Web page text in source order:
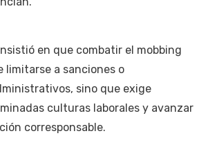
en que combatir el mobbing
limitarse a sanciones o
sino que exige
culturas laborales y avanzar
corresponsable.